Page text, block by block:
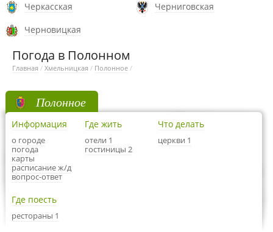
Черкасская
Черниговская
Черновицкая
Погода в Полонном
Главная / Хмельницкая / Полонное /
Полонное
Информация
о городе
погода
карты
расписание ж/д
вопрос-ответ
Где жить
отели 1
гостиницы 2
Что делать
церкви 1
Где поесть
рестораны 1